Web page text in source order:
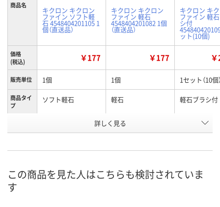
商品名
キクロン キクロン
ファイン ソフト軽
石 4548404201105 1
個（直送品）
キクロン キクロン
ファイン 軽石
4548404201082 1個
（直送品）
キクロン キ
ファイン 軽
シ付
ット(10個)
価格
(税込)
￥177 ￥177
販売単位 1個 1個 1セット（10個
商品タイ
プ
ソフト軽石 軽石 軽石ブラシ付
AWA0021 X251479
詳しく見る
この商品を見た人はこちらも検討されていま
す